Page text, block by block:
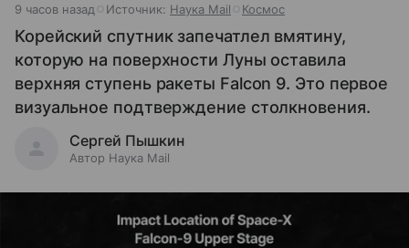
9 часов назад Источник: Наука Mail Космос
Корейский спутник запечатлел вмятину,
которую на поверхности Луны оставила
верхняя ступень ракеты Falcon 9. Это первое
визуальное подтверждение столкновения.
Сергей Пышкин
Автор Наука Mail